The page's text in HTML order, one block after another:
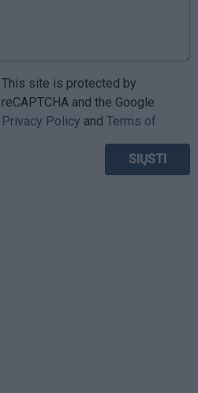
This site is protected by
reCAPTCHA and the Google
Privacy Policy and Terms of